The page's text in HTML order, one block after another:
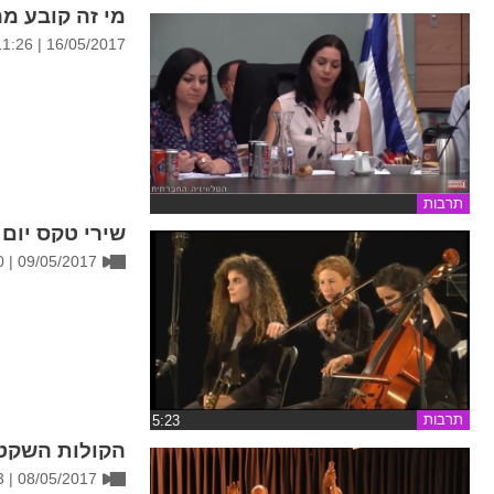
ההגדרות
תרבות
מי זה קובע
16/05/2017 | 11:26
תרבות ‏5:23
שירי טקס
09/05/2017 | 18:50
הקולות
08/05/2017 | 13:33